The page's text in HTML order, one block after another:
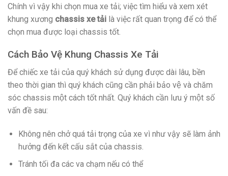
Chính vì vậy khi chọn mua xe tải; việc tìm hiểu và xem xét
khung xương chassis xe tải là việc rất quan trọng để có thể
chọn mua được loại chassis tốt.
Cách Bảo Vệ Khung Chassis Xe Tải
Để chiếc xe tải của quý khách sử dụng được dài lâu, bền
theo thời gian thì quý khách cũng cần phải bảo vệ và chăm
sóc chassis một cách tốt nhất. Quý khách cần lưu ý một số
vấn đề sau:
Không nên chở quá tải trọng của xe vì như vậy sẽ làm ảnh
hưởng đến kết cấu sắt của chassis.
Tránh tối đa các va chạm nếu có thể